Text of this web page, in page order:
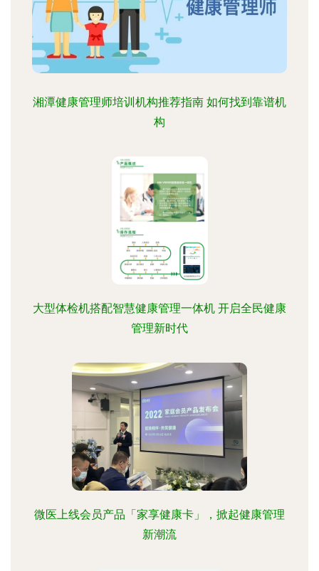
湘潭健康管理师培训机构推荐指南 如何找到靠谱机
构
大型体检机搭配智慧健康管理一体机 开启全民健康
管理新时代
微医上线会员产品「家享健康卡」，掀起健康管理
新潮流